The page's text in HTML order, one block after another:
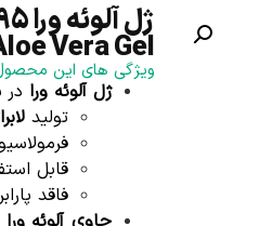
Vera Gel
ویژگی های این
ژل آلوئه ورا در
تولید
قابل
فاقد